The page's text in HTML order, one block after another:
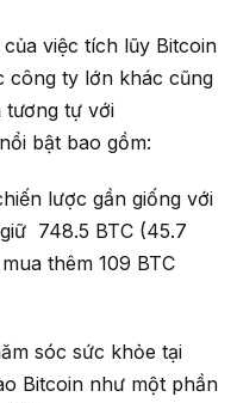
việc tích lũy Bitcoin
công ty lớn khác cũng
tương tự với
bật bao gồm:
lược gần giống với
748.5 BTC (45.7
thêm 109 BTC
sóc sức khỏe tại
Bitcoin như một phần